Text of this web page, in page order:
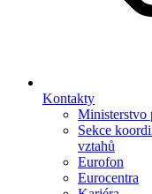
Kontakty
Ministerstvo
Sekce
vztahů
Eurofon
Eurocentra